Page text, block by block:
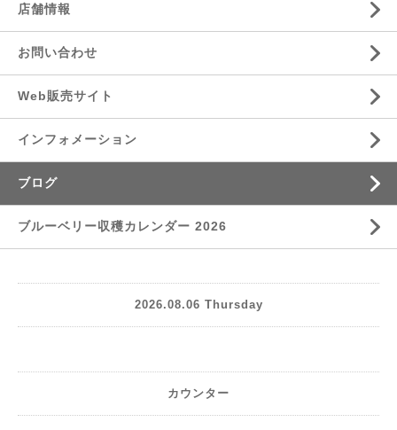
店舗情報
お問い合わせ
Web販売サイト
インフォメーション
ブログ
ブルーベリー収穫カレンダー 2026
2026.08.06 Thursday
カウンター